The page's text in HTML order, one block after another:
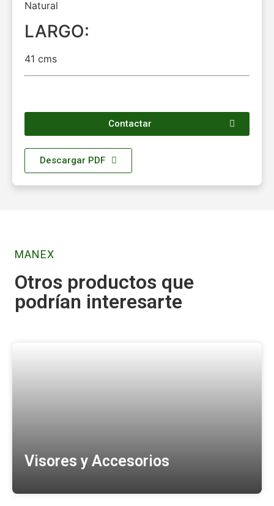
Natural
LARGO:
41 cms
Contactar
Descargar PDF
MANEX
Otros productos que
podrían interesarte
Visores y Accesorios